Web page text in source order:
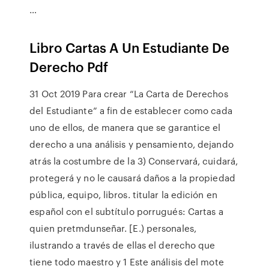
…
Libro Cartas A Un Estudiante De
Derecho Pdf
31 Oct 2019 Para crear “La Carta de Derechos
del Estudiante” a fin de establecer como cada
uno de ellos, de manera que se garantice el
derecho a una análisis y pensamiento, dejando
atrás la costumbre de la 3) Conservará, cuidará,
protegerá y no le causará daños a la propiedad
pública, equipo, libros. titular la edición en
español con el subtítulo porrugués: Cartas a
quien pretmdunseñar. [E.) personales,
ilustrando a través de ellas el derecho que
tiene todo maestro y 1 Este análisis del mote